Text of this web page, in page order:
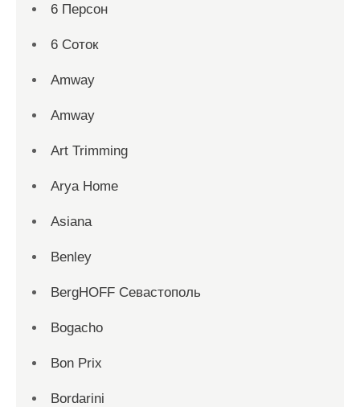
6 Персон
6 Соток
Amway
Amway
Art Trimming
Arya Home
Asiana
Benley
BergHOFF Севастополь
Bogacho
Bon Prix
Bordarini